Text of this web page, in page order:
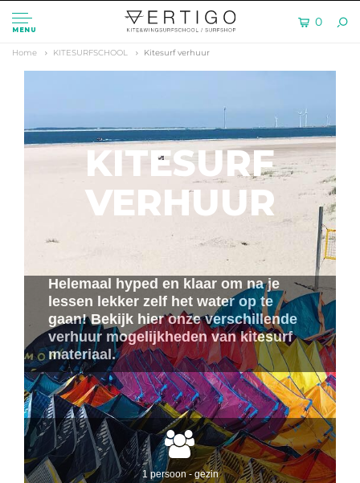
MENU
0
Home KITESURFSCHOOL Kitesurf verhuur
KITESURF
VERHUUR
Helemaal hyped en klaar om na je
lessen lekker zelf het water op te
gaan! Bekijk hier onze verschillende
verhuur mogelijkheden van kitesurf
materiaal.
1 persoon - gezin